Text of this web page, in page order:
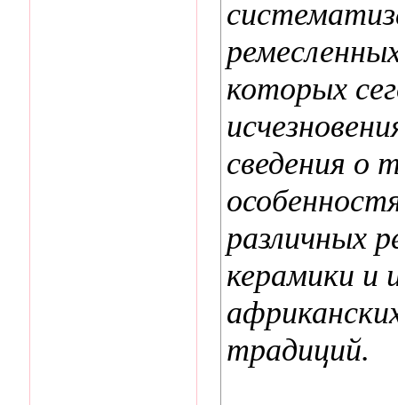
которых
сведения о
различных
керамики и
традиций.